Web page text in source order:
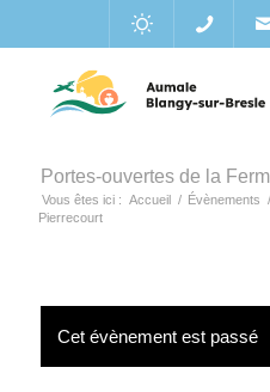
Portes-ouvertes de la
Vous êtes ici : Accueil / Évènements /
Pierrecourt
Cet évènement est passé